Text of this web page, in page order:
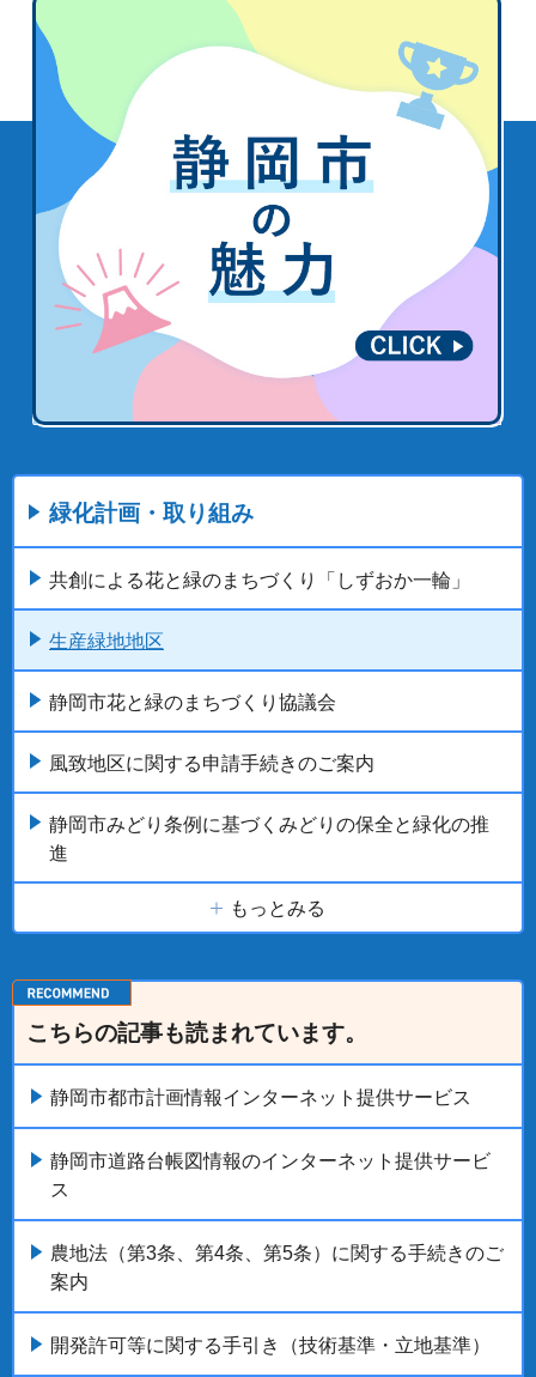
緑化計画・取り組み
共創による花と緑のまちづくり「しずおか一輪」
生産緑地地区
静岡市花と緑のまちづくり協議会
風致地区に関する申請手続きのご案内
静岡市みどり条例に基づくみどりの保全と緑化の推
進
もっとみる
こちらの記事も読まれています。
静岡市都市計画情報インターネット提供サービス
静岡市道路台帳図情報のインターネット提供サービ
ス
農地法（第3条、第4条、第5条）に関する手続きのご
案内
開発許可等に関する手引き（技術基準・立地基準）